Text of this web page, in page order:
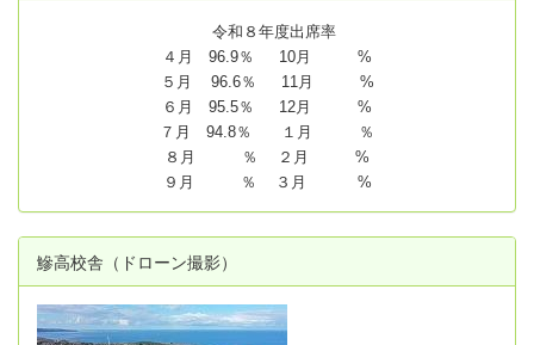
令和８年度出席率
４月 96.9％ 10月 %
５月 96.6％ 11月 %
６月 95.5％ 12月 %
７月 94.8％ １月 ％
８月 ％ ２月 %
９月 ％ ３月 %
鰺高校舎（ドローン撮影）